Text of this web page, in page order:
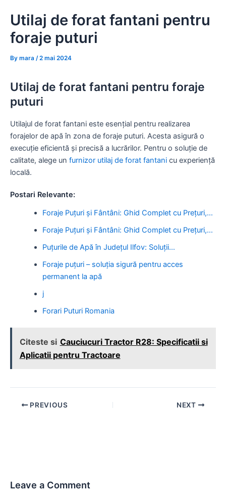
content
Utilaj de forat fantani pentru
foraje puturi
By mara /2 mai 2024
Utilaj de forat fantani pentru foraje
puturi
Utilajul de forat fantani este esențial pentru realizarea
forajelor de apă în zona de foraje puturi. Acesta asigură o
execuție eficientă și precisă a lucrărilor. Pentru o soluție de
calitate, alege un furnizor utilaj de forat fantani cu experiență
locală.
Postari Relevante:
Foraje Puțuri și Fântâni: Ghid Complet cu Prețuri,…
Foraje Puțuri și Fântâni: Ghid Complet cu Prețuri,…
Puțurile de Apă în Județul Ilfov: Soluții…
Foraje puțuri – soluția sigură pentru acces
permanent la apă
j
Forari Puturi Romania
Citeste si Cauciucuri Tractor R28: Specificatii si
Aplicatii pentru Tractoare
Post PREVIOUS NEXT
Leave a Comment